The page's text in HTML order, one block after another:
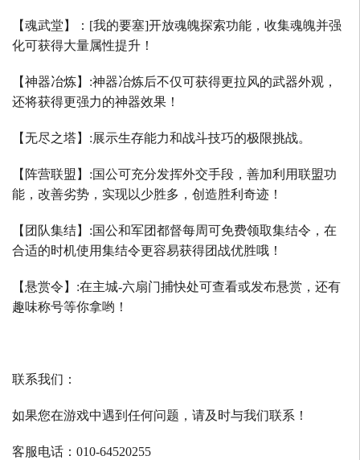
【魂武堂】： [我的要塞]开放魂魄探索功能，收集魂魄并强
化可获得大量属性提升！
【神器冶炼】 :神器冶炼后不仅可获得更拉风的武器外观，
还将获得更强力的神器效果！
【无尽之塔】 :展示生存能力和战斗技巧的极限挑战。
【阵营联盟】 :国公可充分发挥外交手段，善加利用联盟功
能，改善劣势，实现以少胜多，创造胜利奇迹！
【团队集结】 :国公和军团都督每周可免费领取集结令，在
合适的时机使用集结令更容易获得团战优胜哦！
【悬赏令】 :在主城-六扇门捕快处可查看或发布悬赏，还有
趣味称号等你拿哟！
联系我们：
如果您在游戏中遇到任何问题，请及时与我们联系！
客服电话： 010-64520255